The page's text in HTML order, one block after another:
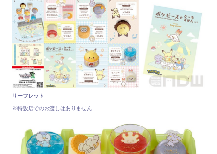
リーフレット
※特設店でのお渡しはありません